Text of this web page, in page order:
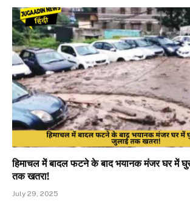
हिमाचल में बादल फटने के बाद भयानक मंजर घर में
तक खतरा!
July 29, 2025